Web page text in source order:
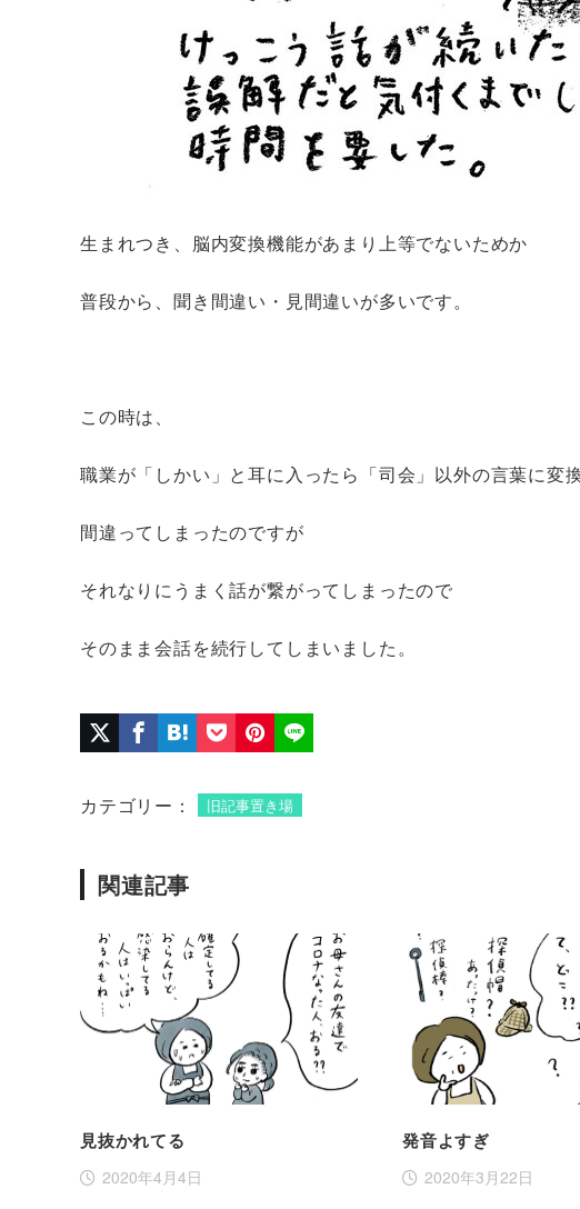
生まれつき、脳内変換機能があまり上等でないためか
普段から、聞き間違い・見間違いが多いです。
この時は、
職業が「しかい」と耳に入ったら「司会」以外の言葉に変
間違ってしまったのですが
それなりにうまく話が繋がってしまったので
そのまま会話を続行してしまいました。
カテゴリー： 旧記事置き場
関連記事
見抜かれてる
2020年4月4日
発音よすぎ
2020年3月22日